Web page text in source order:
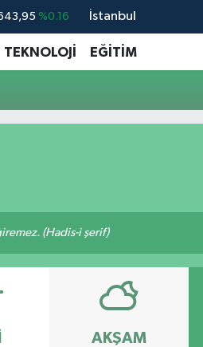
%0.16
%0.06
%0.02
İstanbul
TEKNOLOJİ EĞİTİM
(Hadis-i şerif)
AKŞAM